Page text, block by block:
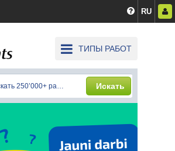
RU
ТИПЫ РАБОТ
Искать